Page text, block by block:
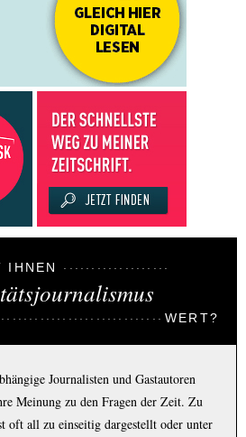
IHNEN
WERT?
Journalisten und Gastautoren
Meinung zu den Fragen der Zeit. Zu
oft all zu einseitig dargestellt oder unter